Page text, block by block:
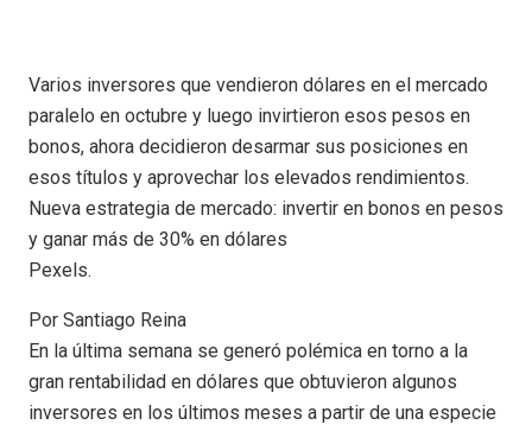
Varios inversores que vendieron dólares en el mercado
paralelo en octubre y luego invirtieron esos pesos en
bonos, ahora decidieron desarmar sus posiciones en
esos títulos y aprovechar los elevados rendimientos.
Nueva estrategia de mercado: invertir en bonos en pesos
y ganar más de 30% en dólares
Pexels.
Por Santiago Reina
En la última semana se generó polémica en torno a la
gran rentabilidad en dólares que obtuvieron algunos
inversores en los últimos meses a partir de una especie